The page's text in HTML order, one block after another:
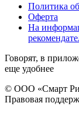
Политика
Оферта
На
Говорят, в
еще удобнее
© ООО «Смарт
Правовая